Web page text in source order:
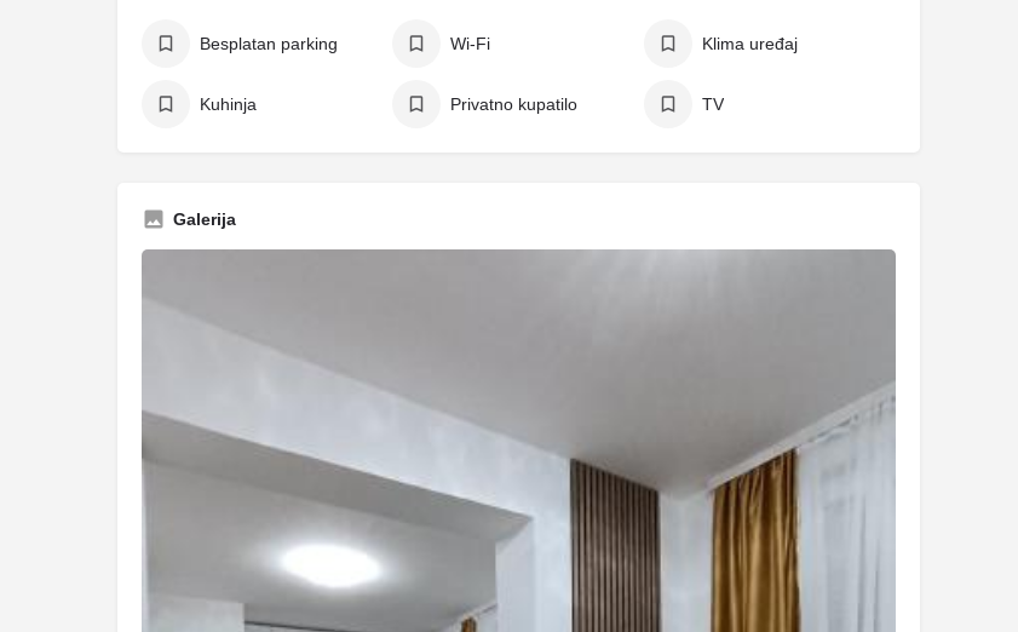
Besplatan parking Wi-Fi Klima uređaj
Kuhinja Privatno kupatilo TV
Galerija